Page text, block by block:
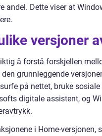
andel. Dette viser at
versjoner
å forstå forskjellen
grunnleggende
på nettet, bruke sosiale
digitale assistent, og
i Home-